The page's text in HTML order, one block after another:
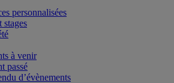
personnalisées
stages
à venir
passé
d’évènements